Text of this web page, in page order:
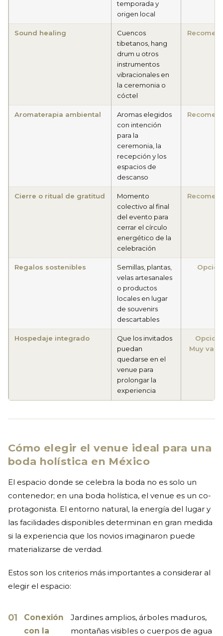
temporada y
origen local
Sound healing
Cuencos
tibetanos, hang
drum u otros
instrumentos
vibracionales en
la ceremonia o
cóctel
Aromaterapia ambiental
Aromas elegidos
con intención
para la
ceremonia, la
recepción y los
espacios de
descanso
Cierre o ritual de gratitud
Momento
colectivo al final
del evento para
cerrar el círculo
energético de la
celebración
Regalos sostenibles
Semillas, plantas,
velas artesanales
o productos
locales en lugar
de souvenirs
descartables
Hospedaje integrado
Que los invitados
puedan
quedarse en el
venue para
prolongar la
experiencia
Muy
Cómo elegir el venue ideal para una
boda holística en México
El espacio donde se celebra la boda no es solo un
contenedor; en una boda holística, el venue es un co-
protagonista. El entorno natural, la energía del lugar y
las facilidades disponibles determinan en gran medida
si la experiencia que los novios imaginaron puede
materializarse de verdad.
Estos son los criterios más importantes a considerar al
elegir el espacio:
Conexión
con la
Jardines amplios, árboles maduros,
montañas visibles o cuerpos de agua